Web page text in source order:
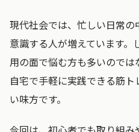
現代社会では、忙しい日常
意識する人が増えています
用の面で悩む方も多いのでは
自宅で手軽に実践できる筋
い味方です。